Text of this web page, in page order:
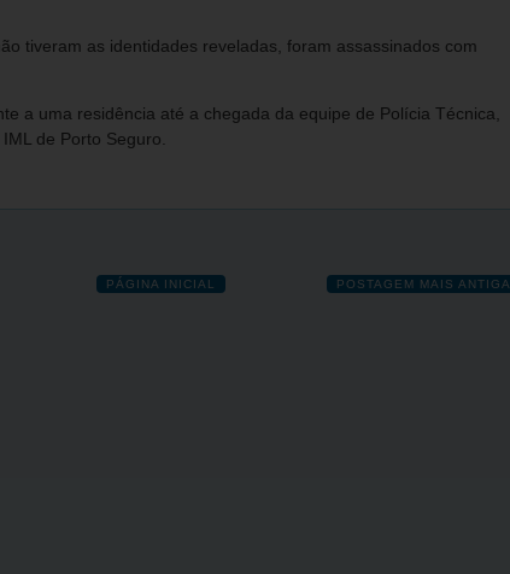
tiveram as identidades reveladas, foram assassinados com
a uma residência até a chegada da equipe de Polícia Técnica,
de Porto Seguro.
POSTAGEM MAIS ANTIGA
PÁGINA INICIAL